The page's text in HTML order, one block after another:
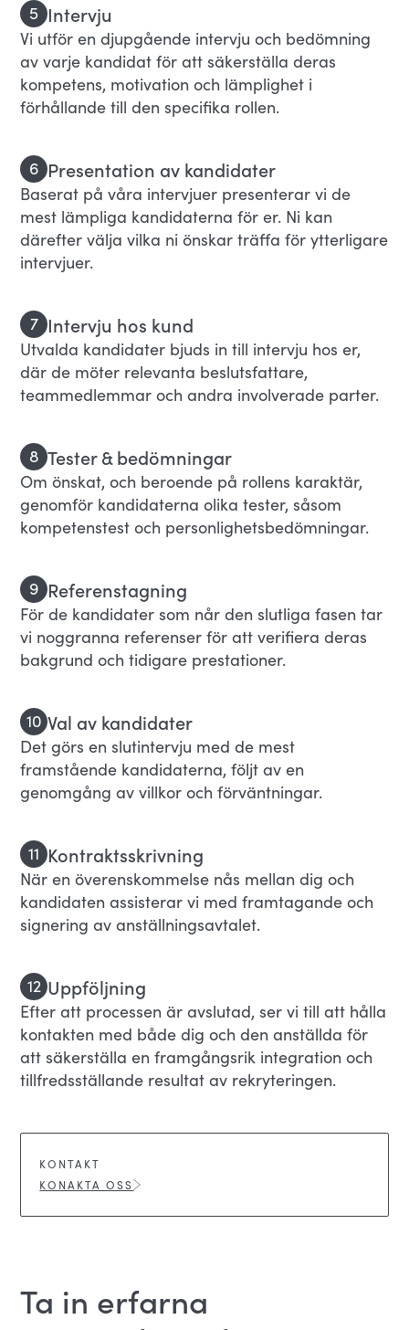
7 Intervju hos kund
Utvalda kandidater bjuds in till intervju hos er,
där de möter relevanta beslutsfattare,
teammedlemmar och andra involverade parter.
8 Tester & bedömningar
Om önskat, och beroende på rollens karaktär,
genomför kandidaterna olika tester, såsom
kompetenstest och personlighetsbedömningar.
9 Referenstagning
För de kandidater som når den slutliga fasen tar
vi noggranna referenser för att verifiera deras
bakgrund och tidigare prestationer.
10 Val av kandidater
Det görs en slutintervju med de mest
framstående kandidaterna, följt av en
genomgång av villkor och förväntningar.
5 Intervju
Vi utför en djupgående intervju och bedömning
av varje kandidat för att säkerställa deras
kompetens, motivation och lämplighet i
förhållande till den specifika rollen.
11 Kontraktsskrivning
När en överenskommelse nås mellan dig och
kandidaten assisterar vi med framtagande och
signering av anställningsavtalet.
6 Presentation av kandidater
Baserat på våra intervjuer presenterar vi de
mest lämpliga kandidaterna för er. Ni kan
därefter välja vilka ni önskar träffa för ytterligare
intervjuer.
12 Uppföljning
Efter att processen är avslutad, ser vi till att hålla
kontakten med både dig och den anställda för
att säkerställa en framgångsrik integration och
tillfredsställande resultat av rekryteringen.
KONTAKT
KONAKTA OSS
Ta in erfarna